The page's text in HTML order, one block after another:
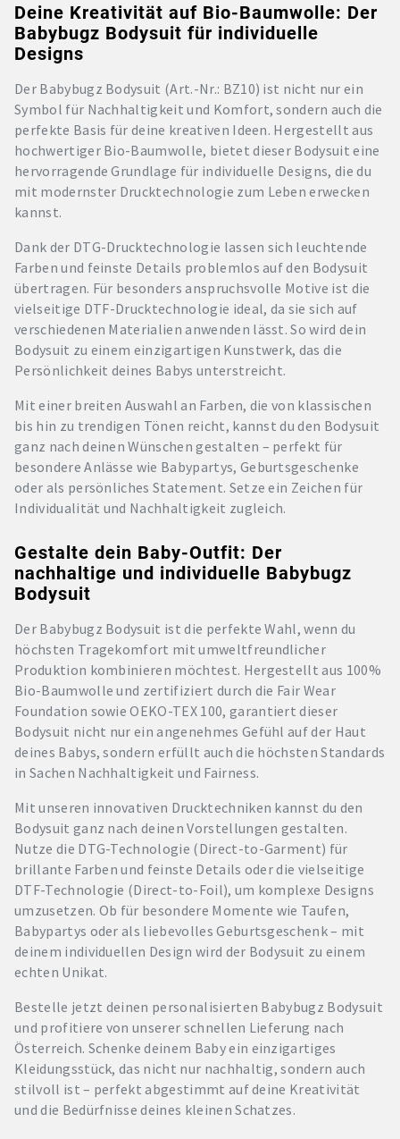
Deine Kreativität auf Bio-Baumwolle: Der
Babybugz Bodysuit für individuelle
Designs
Der Babybugz Bodysuit (Art.-Nr.: BZ10) ist nicht nur ein
Symbol für Nachhaltigkeit und Komfort, sondern auch die
perfekte Basis für deine kreativen Ideen. Hergestellt aus
hochwertiger Bio-Baumwolle, bietet dieser Bodysuit eine
hervorragende Grundlage für individuelle Designs, die du
mit modernster Drucktechnologie zum Leben erwecken
kannst.
Dank der DTG-Drucktechnologie lassen sich leuchtende
Farben und feinste Details problemlos auf den Bodysuit
übertragen. Für besonders anspruchsvolle Motive ist die
vielseitige DTF-Drucktechnologie ideal, da sie sich auf
verschiedenen Materialien anwenden lässt. So wird dein
Bodysuit zu einem einzigartigen Kunstwerk, das die
Persönlichkeit deines Babys unterstreicht.
Mit einer breiten Auswahl an Farben, die von klassischen
bis hin zu trendigen Tönen reicht, kannst du den Bodysuit
ganz nach deinen Wünschen gestalten – perfekt für
besondere Anlässe wie Babypartys, Geburtsgeschenke
oder als persönliches Statement. Setze ein Zeichen für
Individualität und Nachhaltigkeit zugleich.
Gestalte dein Baby-Outfit: Der
nachhaltige und individuelle Babybugz
Bodysuit
Der Babybugz Bodysuit ist die perfekte Wahl, wenn du
höchsten Tragekomfort mit umweltfreundlicher
Produktion kombinieren möchtest. Hergestellt aus 100%
Bio-Baumwolle und zertifiziert durch die Fair Wear
Foundation sowie OEKO-TEX 100, garantiert dieser
Bodysuit nicht nur ein angenehmes Gefühl auf der Haut
deines Babys, sondern erfüllt auch die höchsten Standards
in Sachen Nachhaltigkeit und Fairness.
Mit unseren innovativen Drucktechniken kannst du den
Bodysuit ganz nach deinen Vorstellungen gestalten.
Nutze die DTG-Technologie (Direct-to-Garment) für
brillante Farben und feinste Details oder die vielseitige
DTF-Technologie (Direct-to-Foil), um komplexe Designs
umzusetzen. Ob für besondere Momente wie Taufen,
Babypartys oder als liebevolles Geburtsgeschenk – mit
deinem individuellen Design wird der Bodysuit zu einem
echten Unikat.
Bestelle jetzt deinen personalisierten Babybugz Bodysuit
und profitiere von unserer schnellen Lieferung nach
Österreich. Schenke deinem Baby ein einzigartiges
Kleidungsstück, das nicht nur nachhaltig, sondern auch
stilvoll ist – perfekt abgestimmt auf deine Kreativität
und die Bedürfnisse deines kleinen Schatzes.